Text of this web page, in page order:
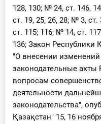
128, 130; № 24, ст. 146,
ст. 19, 25, 26, 28; № 3,
ст. 115; 116; № 14, ст.
136; Закон Республики
"О внесении
законодательные акты
вопросам
деятельности
законодательства",
Қазақстан" 15, 16